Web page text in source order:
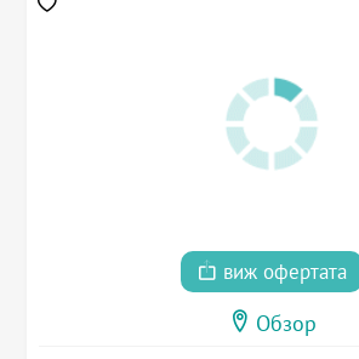
виж офертата
Обзор